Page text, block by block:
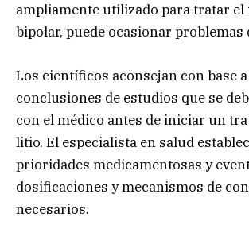
ampliamente utilizado para tratar
bipolar, puede ocasionar problemas
Los científicos aconsejan con base
conclusiones de estudios que se
con el médico antes de iniciar un
litio. El especialista en salud
prioridades medicamentosas y
dosificaciones y mecanismos de
necesarios.